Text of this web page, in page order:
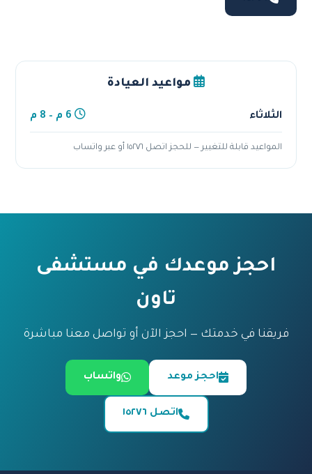
مواعيد العيادة
الثلاثاء
المواعيد قابلة للتغيير — للحجز اتصل ١٥٢٧٦ أو عبر واتساب
احجز موعدك في مستشفى
تاون
فريقنا في خدمتك — احجز الآن أو تواصل معنا مباشرة
احجز موعد واتساب
اتصل ١٥٢٧٦